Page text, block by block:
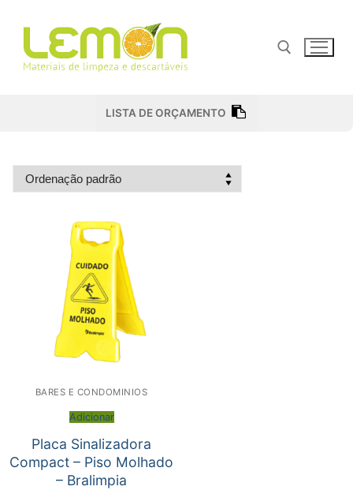
para
conteúdo
Pesquisar por:
LISTA DE ORÇAMENTO
BARES E CONDOMINIOS
Adicionar
Placa Sinalizadora
Compact – Piso Molhado
– Bralimpia